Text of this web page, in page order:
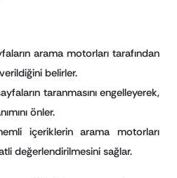
arama motorları tarafından
belirler.
taranmasını engelleyerek,
önler.
içeriklerin arama motorları
değerlendirilmesini sağlar.